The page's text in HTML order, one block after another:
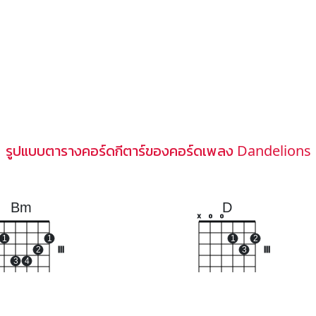
รูปแบบตารางคอร์ดกีตาร์ของคอร์ดเพลง Dandelions
Bm
1
3 4
2
1
D
x o o
1
3
2